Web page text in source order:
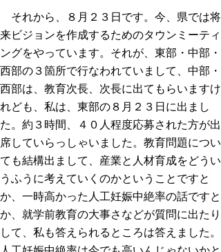
それから、８月２３日です。今、県では将
来ビジョンを作成するためのタウンミーティ
ングをやっています。それが、東部・中部・
西部の３箇所で行なわれていまして、中部・
西部は、教育次長、次長に出てもらいますけ
れども、私は、東部の８月２３日に出まし
た。約３時間、４０人程度応募された方が出
席していらっしゃいました。教育問題につい
ても結構出まして、産業と人材育成をどうい
うふうに考えていくのかということですと
か、一時高かった人工妊娠中絶率の話ですと
か、就学前教育の大事さなどが質問に出たり
して、私も答えられるところは答えました。